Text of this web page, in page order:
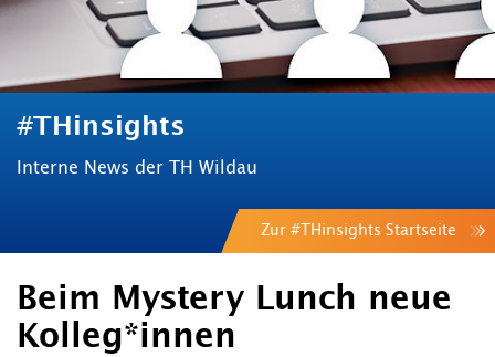
TH Online-Portal Personensuche English
#THinsights
Interne News der TH Wildau
Zur #THinsights Startseite
Beim Mystery Lunch neue
Kolleg*innen